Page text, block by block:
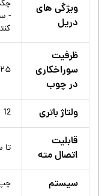
ویژگی های
دریل
-
ظرفیت
سوراخکاری
در چوب
۲۵ میلی متر
ولتاژ باتری 12
قابلیت
اتصال مته
تا
سیستم